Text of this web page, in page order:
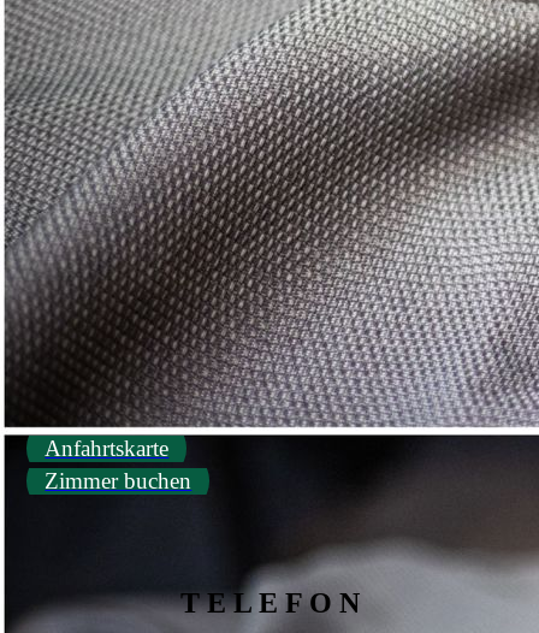
Anfahrtskarte
Zimmer buchen
T E L E F O N